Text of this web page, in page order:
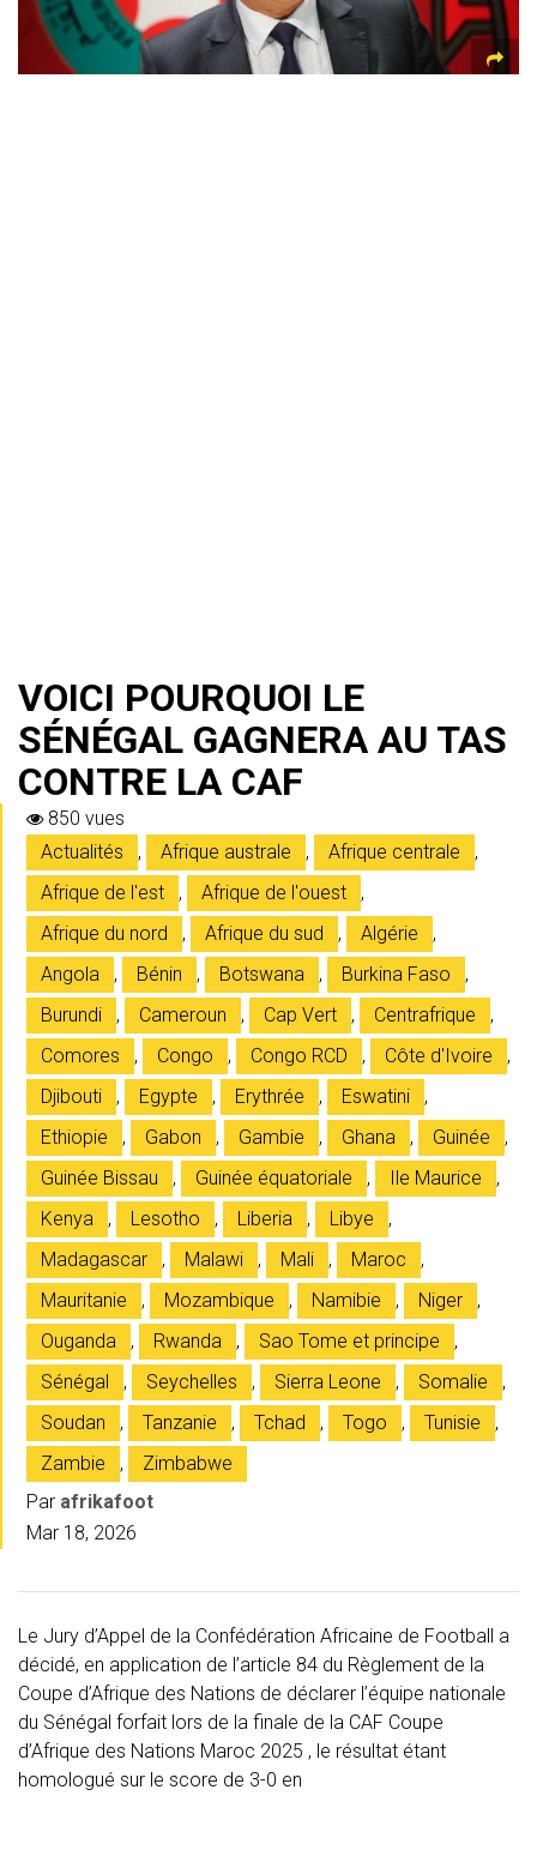
VOICI POURQUOI LE
SÉNÉGAL GAGNERA AU TAS
CONTRE LA CAF
850 vues
Actualités
, Afrique australe , Afrique centrale
,
Afrique de l'est
, Afrique de l'ouest
,
Afrique du nord
, Afrique du sud , Algérie
,
Angola
, Bénin , Botswana , Burkina Faso
,
Burundi
, Cameroun , Cap Vert , Centrafrique
,
Comores
, Congo , Congo RCD , Côte d'Ivoire
,
Djibouti
, Egypte , Erythrée , Eswatini
,
Ethiopie
, Gabon , Gambie , Ghana , Guinée
,
Guinée Bissau
, Guinée équatoriale , Ile Maurice
,
Kenya
, Lesotho , Liberia , Libye
,
Madagascar
, Malawi , Mali , Maroc
,
Mauritanie
, Mozambique , Namibie , Niger
,
Ouganda
, Rwanda , Sao Tome et principe
,
Sénégal
, Seychelles , Sierra Leone , Somalie
,
Soudan
, Tanzanie , Tchad , Togo , Tunisie
,
Zambie
,
Zimbabwe
Par afrikafoot
Mar 18, 2026
Le Jury d’Appel de la Confédération Africaine de Football a
décidé, en application de l’article 84 du Règlement de la
Coupe d’Afrique des Nations de déclarer l’équipe nationale
du Sénégal forfait lors de la finale de la CAF Coupe
d’Afrique des Nations Maroc 2025 , le résultat étant
homologué sur le score de 3-0 en